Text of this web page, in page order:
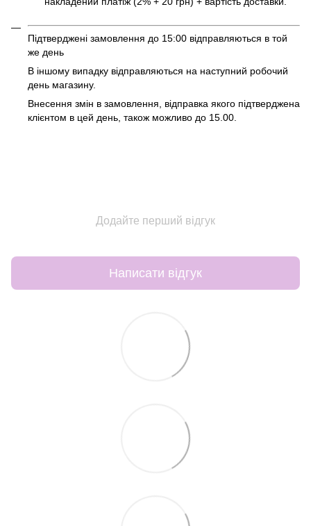
Підтверджені замовлення до 15:00 відправляються в той
же день
В іншому випадку відправляються на наступний робочий
день магазину.
Внесення змін в замовлення, відправка якого підтверджена
клієнтом в цей день, також можливо до 15.00.
Додайте перший відгук
Написати відгук